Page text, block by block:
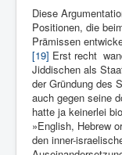
Diese
Positionen, die
Prämissen
[19] Erst recht
Jiddischen als
der Gründung des
auch gegen seine
hatte ja keinerlei
»English, Hebrew
den inner-